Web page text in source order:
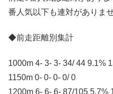
番人気以下も連対がありま
◆前走距離別集計
1000m 4- 3- 3- 34/ 44 9.1%
1150m 0- 0- 0- 0/ 0
1200m 6- 6- 6- 87/105 5.7%